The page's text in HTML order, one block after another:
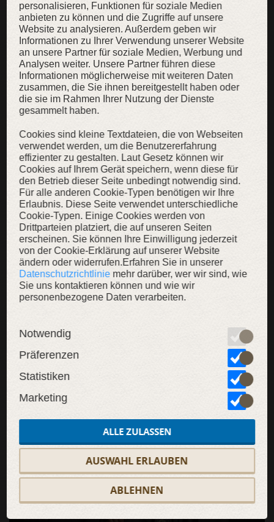
Kinder Lange Tunika für Halloween
Kurzärmliges Leinenkleid für Kinder
119,00 € 94,00 €
LIMITIERT
SALE
personalisieren, Funktionen für soziale Medien
anbieten zu können und die Zugriffe auf unsere
Website zu analysieren. Außerdem geben wir
Informationen zu Ihrer Verwendung unserer Website
an unsere Partner für soziale Medien, Werbung und
Analysen weiter. Unsere Partner führen diese
Informationen möglicherweise mit weiteren Daten
zusammen, die Sie ihnen bereitgestellt haben oder
die sie im Rahmen Ihrer Nutzung der Dienste
gesammelt haben.
Cookies sind kleine Textdateien, die von Webseiten
verwendet werden, um die Benutzererfahrung
effizienter zu gestalten. Laut Gesetz können wir
Cookies auf Ihrem Gerät speichern, wenn diese für
den Betrieb dieser Seite unbedingt notwendig sind.
Für alle anderen Cookie-Typen benötigen wir Ihre
Erlaubnis. Diese Seite verwendet unterschiedliche
Cookie-Typen. Einige Cookies werden von
Drittparteien platziert, die auf unseren Seiten
erscheinen. Sie können Ihre Einwilligung jederzeit
von der Cookie-Erklärung auf unserer Website
ändern oder widerrufen.Erfahren Sie in unserer
Datenschutzrichtlinie mehr darüber, wer wir sind, wie
Sie uns kontaktieren können und wie wir
personenbezogene Daten verarbeiten.
Notwendig
Präferenzen
Statistiken
Marketing
ABLEHNEN
AUSWAHL ERLAUBEN
ALLE ZULASSEN